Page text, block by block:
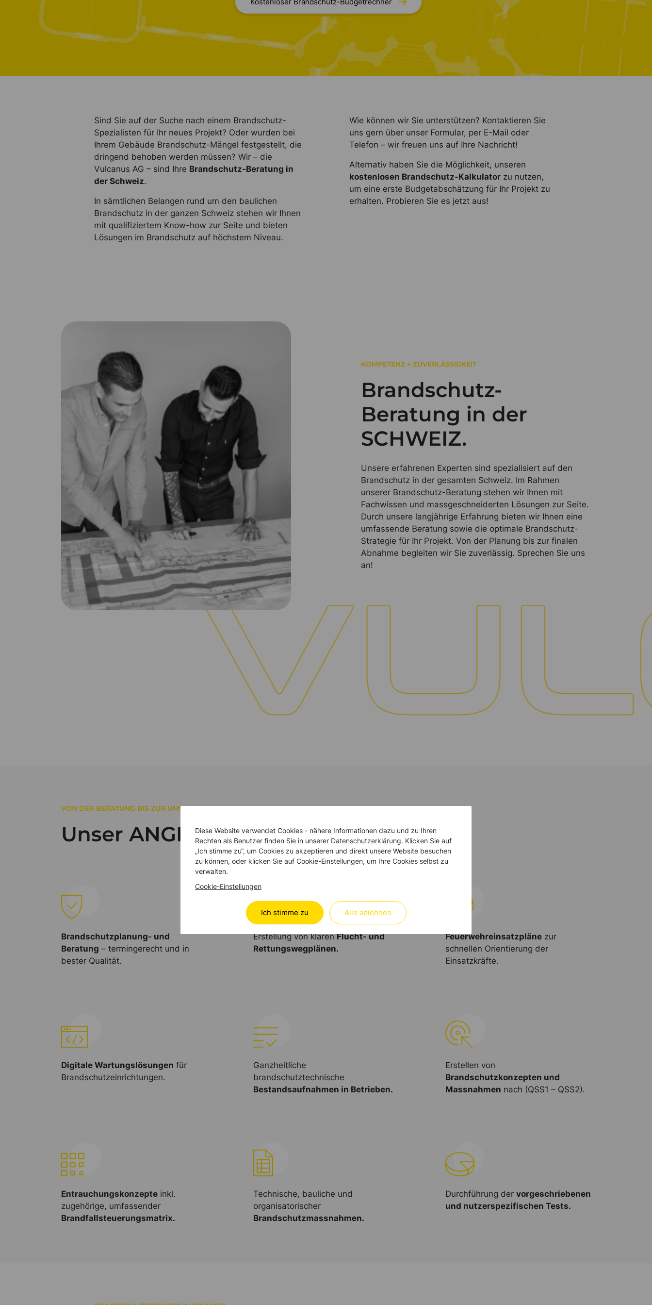
Sind Sie auf der Suche nach einem Brandschutz-
Spezialisten für Ihr neues Projekt? Oder wurden bei
Ihrem Gebäude Brandschutz-Mängel festgestellt, die
dringend behoben werden müssen? Wir – die
Vulcanus AG – sind Ihre Brandschutz-Beratung in
der Schweiz.
In sämtlichen Belangen rund um den baulichen
Brandschutz in der ganzen Schweiz stehen wir Ihnen
mit qualifiziertem Know-how zur Seite und bieten
Lösungen im Brandschutz auf höchstem Niveau.
Wie können wir Sie unterstützen? Kontaktieren Sie
uns gern über unser Formular, per E-Mail oder
Telefon – wir freuen uns auf Ihre Nachricht!
Alternativ haben Sie die Möglichkeit, unseren
kostenlosen Brandschutz-Kalkulator zu nutzen,
um eine erste Budgetabschätzung für Ihr Projekt zu
erhalten. Probieren Sie es jetzt aus!
KOMPETENZ + ZUVERLÄSSIGKEIT
Brandschutz-
Beratung in der
SCHWEIZ.
Unsere erfahrenen Experten sind spezialisiert auf den
Brandschutz in der gesamten Schweiz. Im Rahmen
unserer Brandschutz-Beratung stehen wir Ihnen mit
Fachwissen und massgeschneiderten Lösungen zur Seite.
Durch unsere langjährige Erfahrung bieten wir Ihnen eine
umfassende Beratung sowie die optimale Brandschutz-
Strategie für Ihr Projekt. Von der Planung bis zur finalen
Abnahme begleiten wir Sie zuverlässig. Sprechen Sie uns
an!
VON DER BERATUNG BIS ZUR UMSETZUNG
Unser ANGEBOT im Brandschutz.
Brandschutzplanung- und
Beratung – termingerecht und in
bester Qualität.
Erstellung von klarenFlucht- und
Rettungswegplänen.
Feuerwehreinsatzpläne zur
schnellen Orientierung der
Einsatzkräfte.
Digitale Wartungslösungen für
Brandschutzeinrichtungen.
Ganzheitliche
brandschutztechnische
Bestandsaufnahmen in Betrieben.
Erstellen von
Brandschutzkonzepten und
Massnahmen nach (QSS1 – QSS2).
Entrauchungskonzepte inkl.
zugehörige, umfassender
Brandfallsteuerungsmatrix.
Technische, bauliche und
organisatorischer
Brandschutzmassnahmen.
Durchführung der vorgeschriebenen
und nutzerspezifischen Tests.
Diese Website verwendet Cookies - nähere Informationen dazu und zu Ihren
Rechten als Benutzer finden Sie in unserer Datenschutzerklärung. Klicken Sie auf
„Ich stimme zu“, um Cookies zu akzeptieren und direkt unsere Website besuchen
zu können, oder klicken Sie auf Cookie-Einstellungen, um Ihre Cookies selbst zu
verwalten.
Cookie-Einstellungen
Ich stimme zu Alle ablehnen